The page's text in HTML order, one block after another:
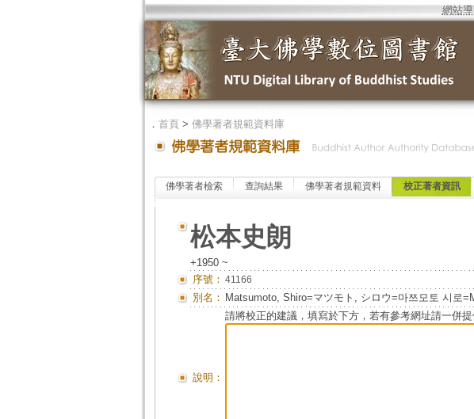
網站
． 首頁> 佛學著者規範資料庫
佛學著者檢索 查詢結果 佛學著者規範資料 校正著者資訊
松本史朗
+1950 ~
序號： 41166
別名： Matsumoto, Shiro=マツモト, シロウ=마쯔모토 시로
說明：
請將校正的建議，填寫於下方，若有參考網址請一併提